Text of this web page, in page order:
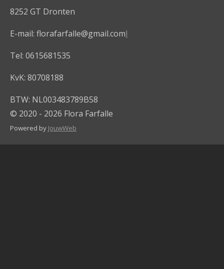
8252 GT Dronten
E-mail: florafarfalle@gmail.coml
Tel: 0615681535
KvK: 80708188
BTW: NL003483789B58
© 2020 - 2026 Flora Farfalle
Powered by JouwWeb